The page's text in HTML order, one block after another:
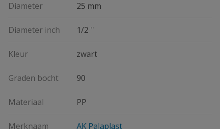
Diameter 25 mm
Diameter inch 1/2 ''
Kleur zwart
Graden bocht 90
Materiaal PP
Merknaam AK Palaplast